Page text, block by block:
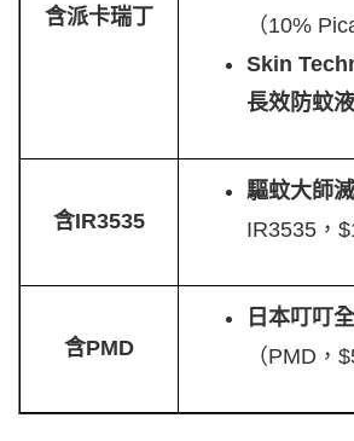
含派卡瑞丁
（10%
Skin
長效防蚊液
含IR3535
驅蚊大師
IR3535，
含PMD
日本叮叮
（PMD，